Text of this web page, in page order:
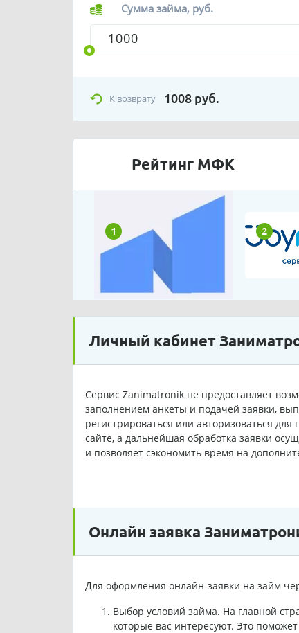
Сумма займа, руб.
К возврату 1008 руб.
Рейтинг МФК
1 2
Личный кабинет
Сервис Zanimatronik не предоставляет
заполнением анкеты и подачей заявки,
регистрироваться или авторизоваться
сайте, а дальнейшая обработка заявки
и позволяет сэкономить время на
Онлайн заявка
Для оформления онлайн-заявки на займ
Выбор условий займа. На главной
которые вас интересуют. Это